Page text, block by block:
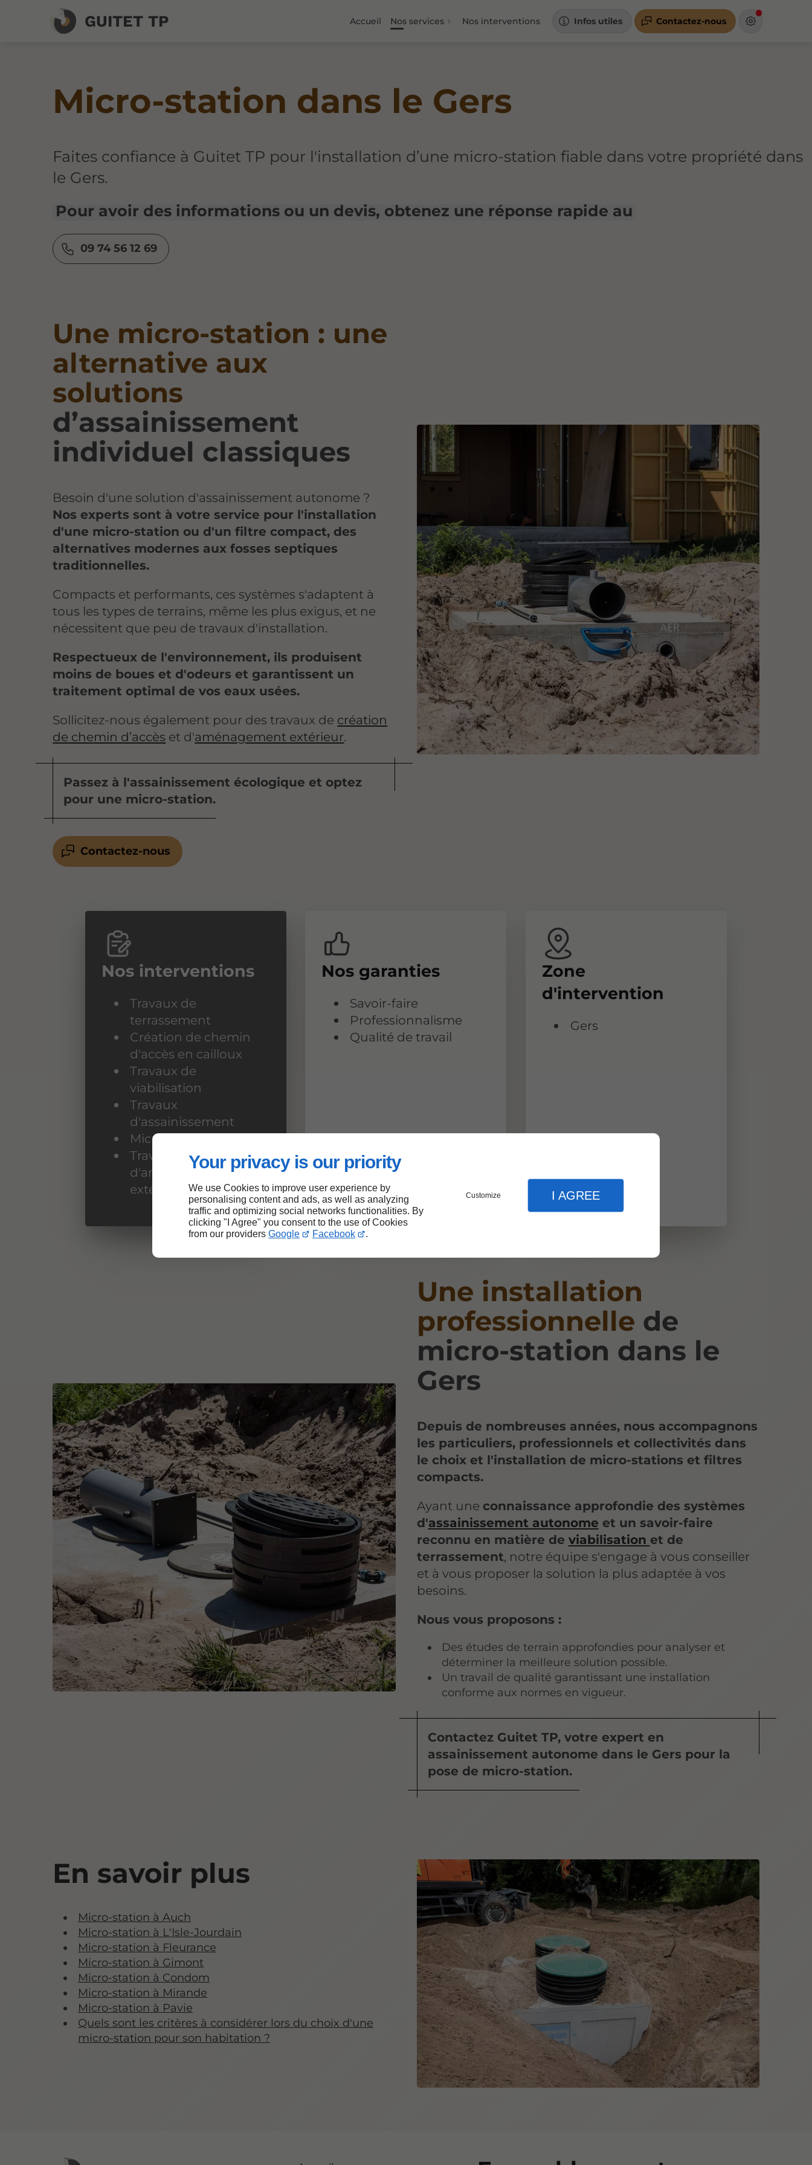
Your privacy is our priority
We use Cookies to improve user experience by
personalising content and ads, as well as analyzing
traffic and optimizing social networks functionalities. By
clicking "I Agree" you consent to the use of Cookies
from our providers Google Facebook .
Customize I AGREE
GUITET TP Accueil Nos services Nos interventions Infos utiles Contactez-nous
Micro-station dans le Gers
Faites confiance à Guitet TP pour l'installation d’une micro-station fiable dans votre propriété dans
le Gers.
Pour avoir des informations ou un devis, obtenez une réponse rapide au
09 74 56 12 69
Une micro-station : une
alternative aux
solutions
d’assainissement
individuel classiques
Besoin d'une solution d'assainissement autonome ?
Nos experts sont à votre service pour l'installation
d'une micro-station ou d'un filtre compact, des
alternatives modernes aux fosses septiques
traditionnelles.
Compacts et performants, ces systèmes s'adaptent à
tous les types de terrains, même les plus exigus, et ne
nécessitent que peu de travaux d'installation.
Respectueux de l'environnement, ils produisent
moins de boues et d'odeurs et garantissent un
traitement optimal de vos eaux usées.
Sollicitez-nous également pour des travaux de création
de chemin d’accès et d'aménagement extérieur.
Passez à l'assainissement écologique et optez
pour une micro-station.
Contactez-nous
Nos interventions
Travaux de
terrassement
Création de chemin
d'accès en cailloux
Travaux de
viabilisation
Travaux
d'assainissement
Micro-station
Travaux
d'aménagement
extérieur
Nos garanties
Savoir-faire
Professionnalisme
Qualité de travail
Zone
d'intervention
Gers
Une installation
professionnelle de
micro-station dans le
Gers
Depuis de nombreuses années, nous accompagnons
les particuliers, professionnels et collectivités dans
le choix et l'installation de micro-stations et filtres
compacts.
Ayant une connaissance approfondie des systèmes
d'assainissement autonome et un savoir-faire
reconnu en matière de viabilisation et de
terrassement, notre équipe s'engage à vous conseiller
et à vous proposer la solution la plus adaptée à vos
besoins.
Nous vous proposons :
Des études de terrain approfondies pour analyser et
déterminer la meilleure solution possible.
Un travail de qualité garantissant une installation
conforme aux normes en vigueur.
Contactez Guitet TP, votre expert en
assainissement autonome dans le Gers pour la
pose de micro-station.
En savoir plus
Micro-station à Auch
Micro-station à L'Isle-Jourdain
Micro-station à Fleurance
Micro-station à Gimont
Micro-station à Condom
Micro-station à Mirande
Micro-station à Pavie
Quels sont les critères à considérer lors du choix d'une
micro-station pour son habitation ?